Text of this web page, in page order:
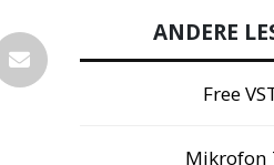
ANDERE
Free
Mikrofon